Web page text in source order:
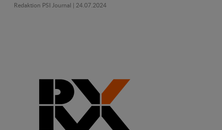
Redaktion PSI Journal | 24.07.2024